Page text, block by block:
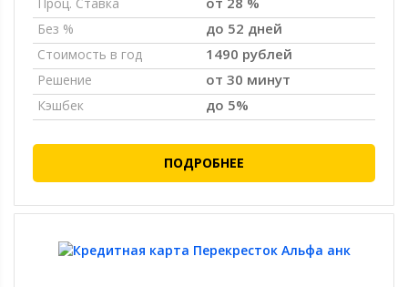
Без % до 52 дней
Стоимость в год 1490 рублей
Решение от 30 минут
Кэшбек до 5%
ПОДРОБНЕЕ